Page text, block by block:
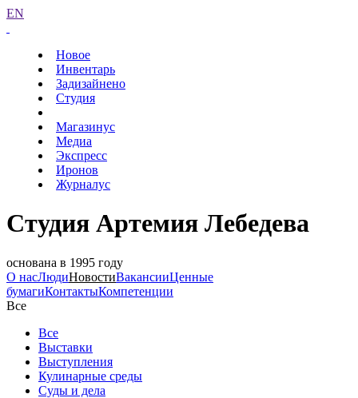
EN
Новое
Инвентарь
Задизайнено
Студия
Магазинус
Медиа
Экспресс
Иронов
Журналус
Студия Артемия Лебедева
основана в 1995 году
О насЛюдиНовостиВакансииЦенные
бумагиКонтактыКомпетенции
Все
Все
Выставки
Выступления
Кулинарные среды
Суды и дела